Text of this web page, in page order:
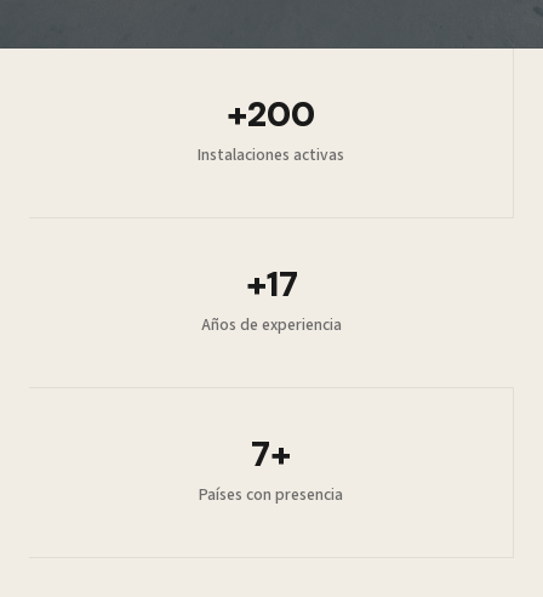
+200
Instalaciones activas
+17
Años de experiencia
7+
Países con presencia